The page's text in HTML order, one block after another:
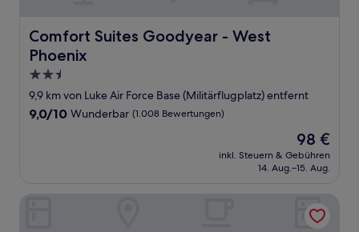
Comfort Suites Goodyear - West
Phoenix
Comfort Suites Goodyear - West Phoenix
2.5-
Sterne-
Unterkunft
9,9 km von Luke Air Force Base (Militärflugplatz) entfernt
9.0
9,0/10 Wunderbar (1.008 Bewertungen)
Der
Preis
beträgt
98 €
inkl. Steuern & Gebühren
14. Aug.–15. Aug.